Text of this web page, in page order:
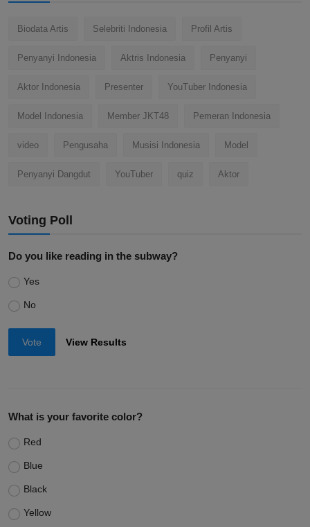
Biodata Artis Selebriti Indonesia Profil Artis
Penyanyi Indonesia Aktris Indonesia Penyanyi
Aktor Indonesia Presenter YouTuber Indonesia
Model Indonesia Member JKT48 Pemeran Indonesia
video Pengusaha Musisi Indonesia Model
Penyanyi Dangdut YouTuber quiz Aktor
Voting Poll
Do you like reading in the subway?
Yes
No
Vote View Results
What is your favorite color?
Red
Blue
Black
Yellow